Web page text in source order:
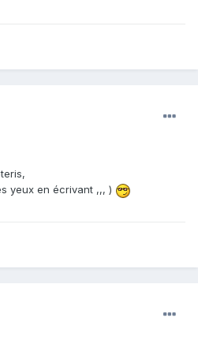
yeux en écrivant ,,, )